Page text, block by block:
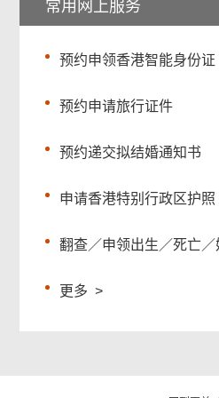
常用网上服务
预约申领香港智能身份证
预约申请旅行证件
预约递交拟结婚通知书
申请香港特别行政区护照
翻查／申领出生／死亡
更多 >